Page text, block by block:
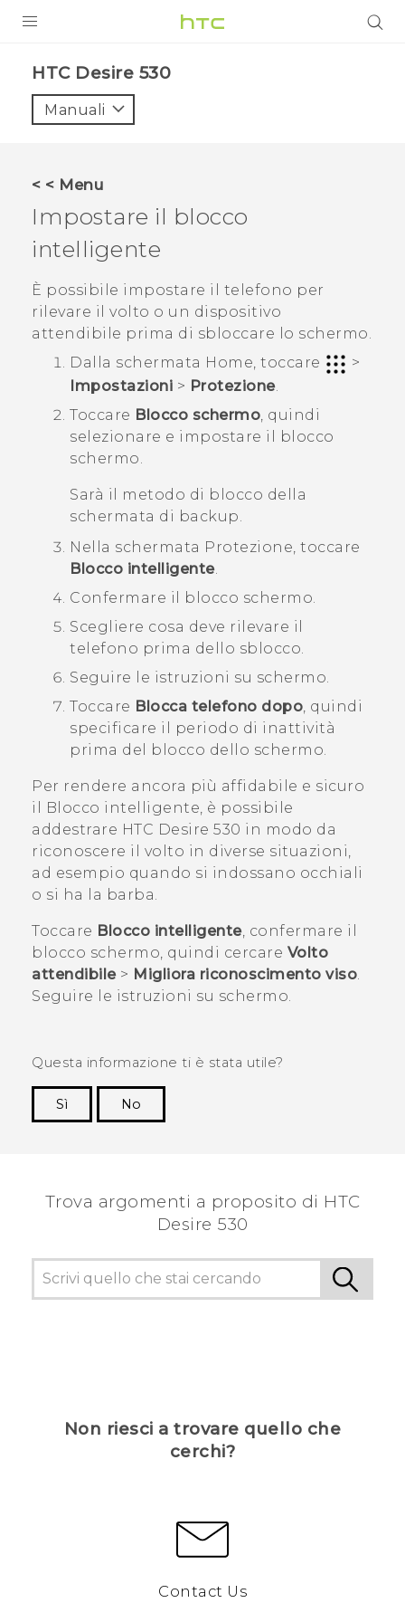
VIVE
VIVERSE
ASSISTENZA
Accessori e dispositivi HTC
HTC Desire 530‎
Manuali
< < Menu
Impostare il blocco
intelligente
È possibile impostare il telefono per
rilevare il volto o un dispositivo
attendibile prima di sbloccare lo schermo.
Dalla schermata Home, toccare
>
Impostazioni > Protezione.
Toccare Blocco schermo , quindi
selezionare e impostare il blocco
schermo.
Sarà il metodo di blocco della
schermata di backup.
Nella schermata Protezione , toccare
Blocco intelligente.
Confermare il blocco schermo.
Scegliere cosa deve rilevare il
telefono prima dello sblocco.
Seguire le istruzioni su schermo.
Toccare Blocca telefono dopo , quindi
specificare il periodo di inattività
prima del blocco dello schermo.
Per rendere ancora più affidabile e sicuro
il Blocco intelligente, è possibile
addestrare HTC Desire 530 in modo da
riconoscere il volto in diverse situazioni,
ad esempio quando si indossano occhiali
o si ha la barba.
Toccare Blocco intelligente, confermare il
blocco schermo, quindi cercare Volto
attendibile> Migliora riconoscimento viso
Seguire le istruzioni su schermo.
Questa informazione ti è stata utile?
Sì
No
Trova argomenti a proposito di HTC
Desire 530
Non riesci a trovare quello che
cerchi?
Contact Us